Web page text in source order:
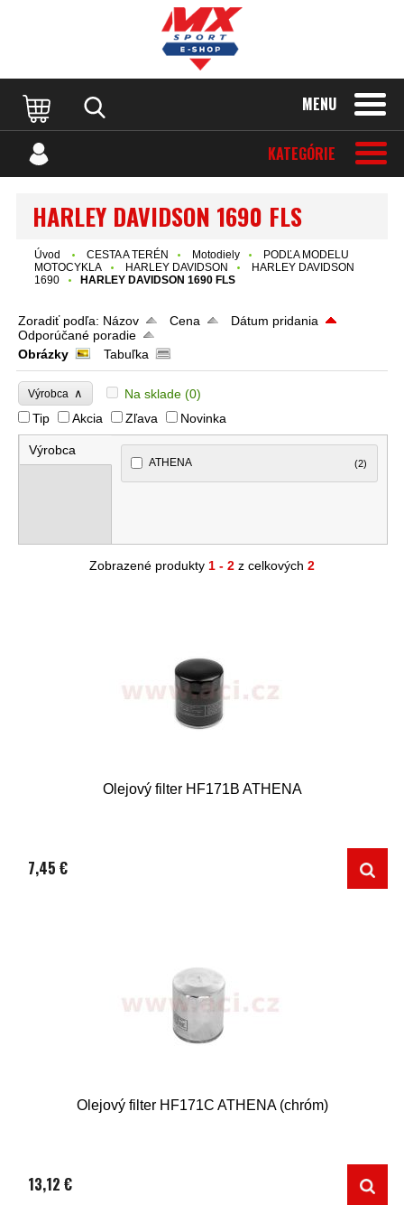
MENU
KATEGÓRIE
HARLEY DAVIDSON 1690 FLS
Úvod CESTA A TERÉN Motodiely
PODĽA MODELU
MOTOCYKLA
HARLEY DAVIDSON
HARLEY DAVIDSON
1690
HARLEY DAVIDSON 1690 FLS
Zoradiť podľa: Názov Cena
Dátum pridania
Odporúčané poradie
Obrázky
Tabuľka
Výrobca ∧ Na sklade (0)
Tip
Akcia Zľava Novinka
Výrobca
ATHENA (2)
Zobrazené produkty 1 - 2 z celkových 2
Olejový filter HF171B ATHENA
7,45 €
Olejový filter HF171C ATHENA (chróm)
13,12 €